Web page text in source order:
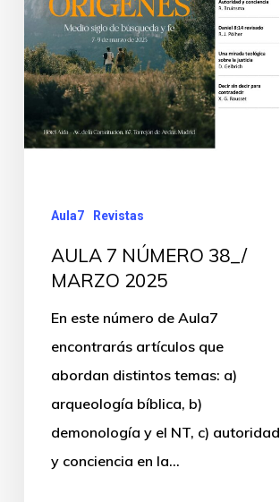
Aula7 Revistas
AULA 7 NÚMERO 38_/
MARZO 2025
En este número de Aula7
encontrarás artículos que
abordan distintos temas: a)
arqueología bíblica, b)
demonología y el NT, c) autoridad
y conciencia en la…